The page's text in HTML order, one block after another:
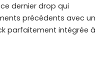
dernier drop qui
précédents avec un
parfaitement intégrée à